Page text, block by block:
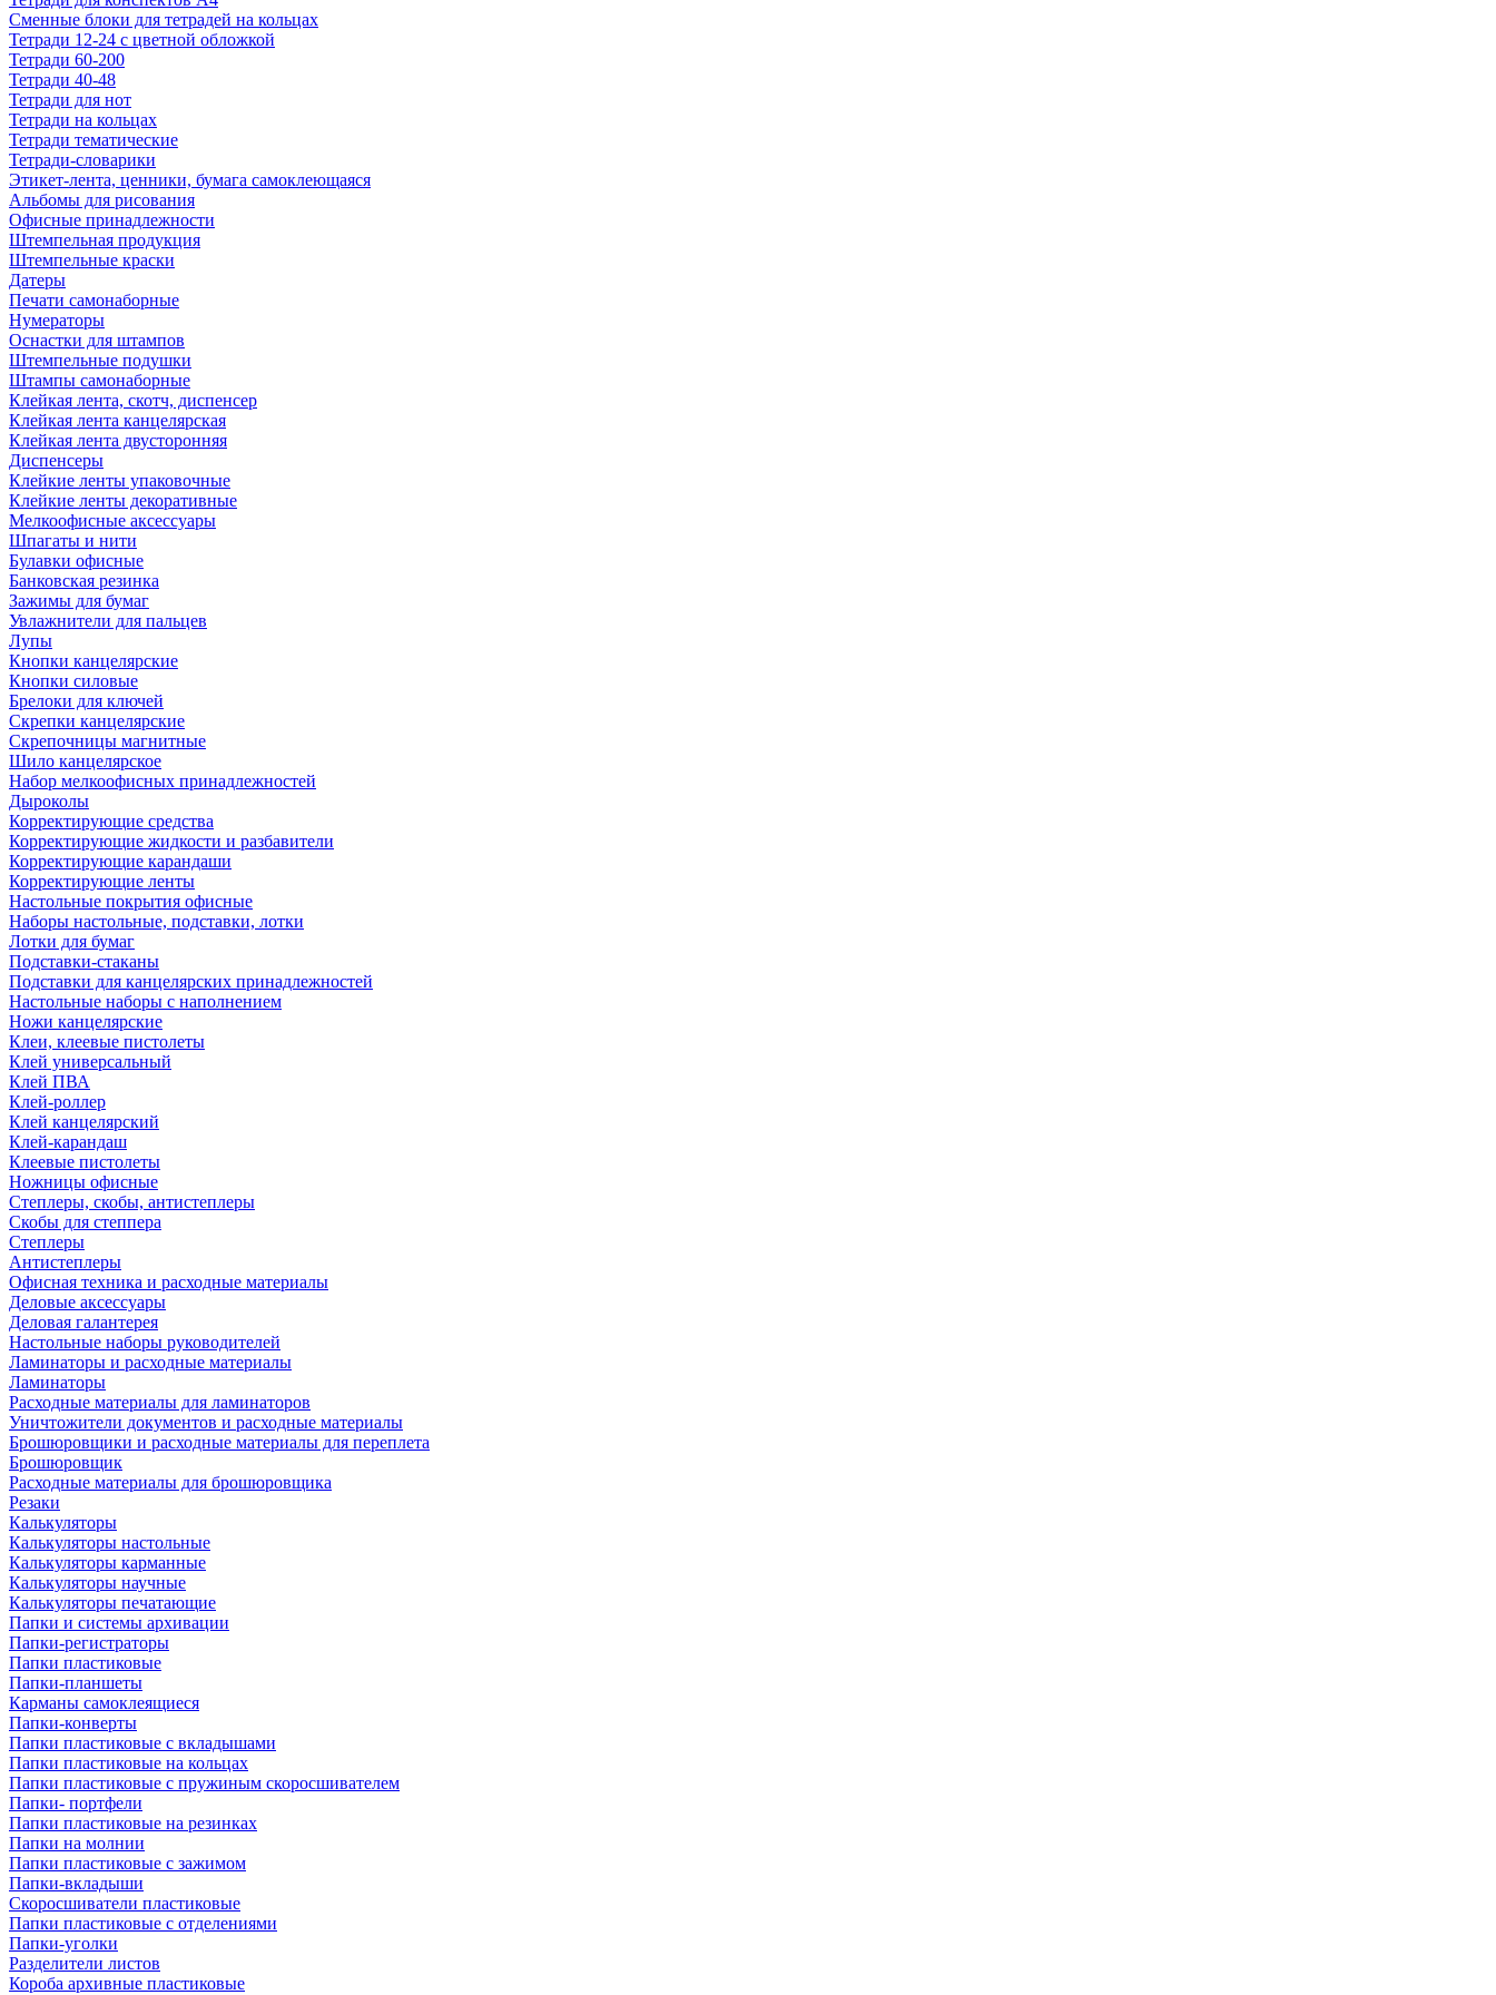
Сменные блоки для тетрадей на кольцах
Тетради 12-24 с цветной обложкой
Тетради 60-200
Тетради 40-48
Тетради для нот
Тетради на кольцах
Тетради тематические
Тетради-словарики
Этикет-лента, ценники, бумага самоклеющаяся
Альбомы для рисования
Офисные принадлежности
Штемпельная продукция
Штемпельные краски
Датеры
Печати самонаборные
Нумераторы
Оснастки для штампов
Штемпельные подушки
Штампы самонаборные
Клейкая лента, скотч, диспенсер
Клейкая лента канцелярская
Клейкая лента двусторонняя
Диспенсеры
Клейкие ленты упаковочные
Клейкие ленты декоративные
Мелкоофисные аксессуары
Шпагаты и нити
Булавки офисные
Банковская резинка
Зажимы для бумаг
Увлажнители для пальцев
Лупы
Кнопки канцелярские
Кнопки силовые
Брелоки для ключей
Скрепки канцелярские
Скрепочницы магнитные
Шило канцелярское
Набор мелкоофисных принадлежностей
Дыроколы
Корректирующие средства
Корректирующие жидкости и разбавители
Корректирующие карандаши
Корректирующие ленты
Настольные покрытия офисные
Наборы настольные, подставки, лотки
Лотки для бумаг
Подставки-стаканы
Подставки для канцелярских принадлежностей
Настольные наборы с наполнением
Ножи канцелярские
Клеи, клеевые пистолеты
Клей универсальный
Клей ПВА
Клей-роллер
Клей канцелярский
Клей-карандаш
Клеевые пистолеты
Ножницы офисные
Степлеры, скобы, антистеплеры
Скобы для степпера
Степлеры
Антистеплеры
Офисная техника и расходные материалы
Деловые аксессуары
Деловая галантерея
Настольные наборы руководителей
Ламинаторы и расходные материалы
Ламинаторы
Расходные материалы для ламинаторов
Уничтожители документов и расходные материалы
Брошюровщики и расходные материалы для переплета
Брошюровщик
Расходные материалы для брошюровщика
Резаки
Калькуляторы
Калькуляторы настольные
Калькуляторы карманные
Калькуляторы научные
Калькуляторы печатающие
Папки и системы архивации
Папки-регистраторы
Папки пластиковые
Папки-планшеты
Карманы самоклеящиеся
Папки-конверты
Папки пластиковые с вкладышами
Папки пластиковые на кольцах
Папки пластиковые с пружиным скоросшивателем
Папки- портфели
Папки пластиковые на резинках
Папки на молнии
Папки пластиковые с зажимом
Папки-вкладыши
Скоросшиватели пластиковые
Папки пластиковые с отделениями
Папки-уголки
Разделители листов
Короба архивные пластиковые